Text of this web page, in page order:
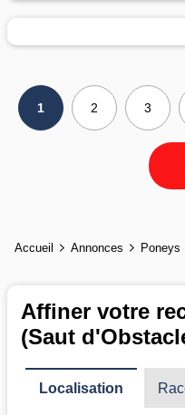
1 2 3
Accueil Annonces Poneys
Affiner votre
(Saut
Localisation